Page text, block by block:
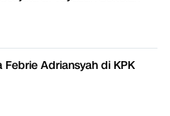
Adriansyah di KPK